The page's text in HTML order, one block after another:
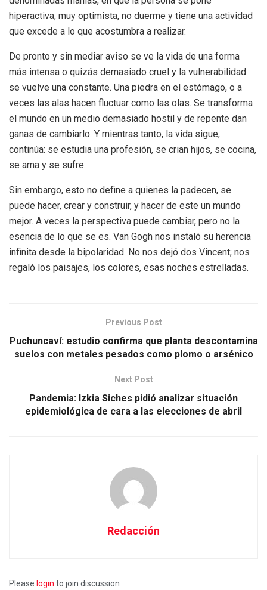
hiperactiva, muy optimista, no duerme y tiene una actividad
que excede a lo que acostumbra a realizar.
De pronto y sin mediar aviso se ve la vida de una forma
más intensa o quizás demasiado cruel y la vulnerabilidad
se vuelve una constante. Una piedra en el estómago, o a
veces las alas hacen fluctuar como las olas. Se transforma
el mundo en un medio demasiado hostil y de repente dan
ganas de cambiarlo. Y mientras tanto, la vida sigue,
continúa: se estudia una profesión, se crian hijos, se cocina,
se ama y se sufre.
Sin embargo, esto no define a quienes la padecen, se
puede hacer, crear y construir, y hacer de este un mundo
mejor. A veces la perspectiva puede cambiar, pero no la
esencia de lo que se es. Van Gogh nos instaló su herencia
infinita desde la bipolaridad. No nos dejó dos Vincent; nos
regaló los paisajes, los colores, esas noches estrelladas.
Previous Post
Puchuncaví: estudio confirma que planta descontamina
suelos con metales pesados como plomo o arsénico
Next Post
Pandemia: Izkia Siches pidió analizar situación
epidemiológica de cara a las elecciones de abril
Redacción
Please login to join discussion